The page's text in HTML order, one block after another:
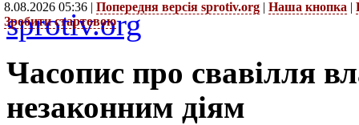
8.08.2026 05:36 | Попередня версія sprotiv.org | Наша кнопка |
Зробити стартовою
sprotiv.org
Часопис про свавілля
незаконним діям